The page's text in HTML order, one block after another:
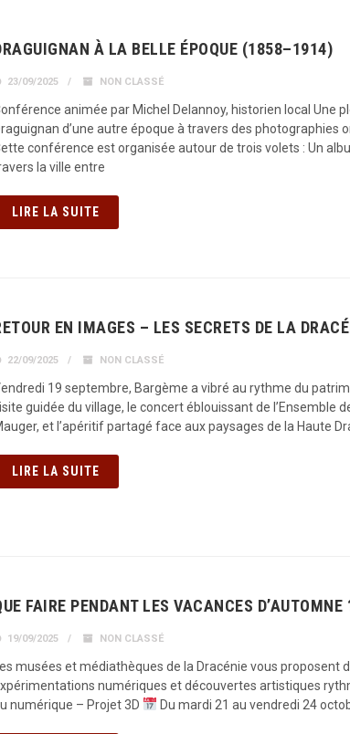
À LA BELLE ÉPOQUE (1858–1914)
23/09/2025 NON CLASSÉ
animée par Michel Delannoy, historien local Une
d’une autre époque à travers des photographies
conférence est organisée autour de trois volets : Un
la ville entre
LIRE LA SUITE
EN IMAGES – LES SECRETS DE LA
22/09/2025 NON CLASSÉ
19 septembre, Bargème a vibré au rythme du
guidée du village, le concert éblouissant de l’Ensemble
et l’apéritif partagé face aux paysages de la Haute
LIRE LA SUITE
FAIRE PENDANT LES VACANCES D’AUTOMNE
19/09/2025 NON CLASSÉ
Les musées et médiathèques de la Dracénie vous
numériques et découvertes artistiques
numérique – Projet 3D
Du mardi 21 au vendredi 24